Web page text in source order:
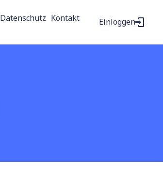
Datenschutz Kontakt Einloggen